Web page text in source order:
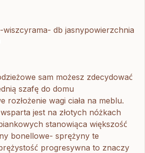
db jasnypowierzchnia
sam możesz zdecydować
szafę do domu
rozłożenie wagi ciała na meblu.
jest na złotych nóżkach
stanowiąca większość
bonellowe- sprężyny te
progresywna to znaczy